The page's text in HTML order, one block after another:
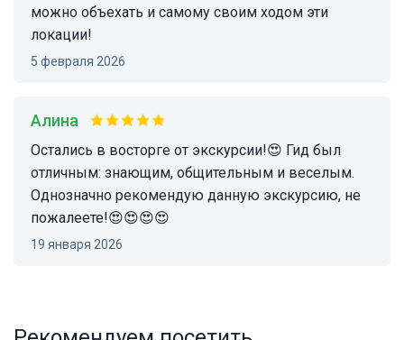
можно объехать и самому своим ходом эти
локации!
5 февраля 2026
Алина
Остались в восторге от экскурсии!😍 Гид был
отличным: знающим, общительным и веселым.
Однозначно рекомендую данную экскурсию, не
пожалеете!😍😍😍😍
19 января 2026